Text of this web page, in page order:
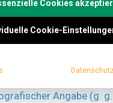
Andreas Gaßner
zur Münchener
Angabe (g.
Cookies
Cookie-